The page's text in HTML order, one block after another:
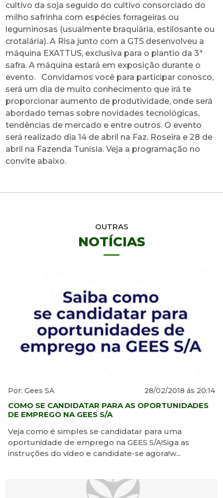
cultivo da soja seguido do cultivo consorciado do
milho safrinha com espécies forrageiras ou
leguminosas (usualmente braquiária, estilosante ou
crotalária). A Risa junto com a GTS desenvolveu a
máquina EXATTUS, exclusiva para o plantio da 3ª
safra. A máquina estará em exposição durante o
evento. Convidamos você para participar conosco,
será um dia de muito conhecimento que irá te
proporcionar aumento de produtividade, onde será
abordado temas sobre novidades tecnológicas,
tendências de mercado e entre outros. O evento
será realizado dia 14 de abril na Faz. Roseira e 28 de
abril na Fazenda Tunísia. Veja a programação no
convite abaixo.
OUTRAS
NOTÍCIAS
Por: Gees SA 28/02/2018 ás 20:14
COMO SE CANDIDATAR PARA AS OPORTUNIDADES
DE EMPREGO NA GEES S/A
Veja como é simples se candidatar para uma
oportunidade de emprego na GEES S/A!Siga as
instruções do video e candidate-se agora!w...